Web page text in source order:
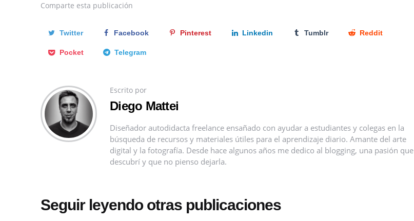
Comparte esta publicación
Twitter Facebook Pinterest Linkedin Tumblr Reddit
Pocket Telegram
Escrito por
Diego Mattei
Diseñador autodidacta freelance ensañado con ayudar a estudiantes y colegas en la
búsqueda de recursos y materiales útiles para el aprendizaje diario. Amante del arte
digital y la fotografía. Desde hace algunos años me dedico al blogging, una pasión que
descubrí y que no pienso dejarla.
Seguir leyendo otras publicaciones